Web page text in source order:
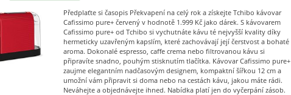
Předplaťte si časopis Překvapení na celý rok a získejte Tchibo kávovar
Cafissimo pure+ červený v hodnotě 1.999 Kč jako dárek. S kávovarem
Cafissimo pure+ od Tchibo si vychutnáte kávu té nejvyšší kvality díky
hermeticky uzavřeným kapslím, které zachovávají její čerstvost a bohaté
aroma. Dokonalé espresso, caffe crema nebo filtrovanou kávu si
připravíte snadno, pouhým stisknutím tlačítka. Kávovar Cafissimo pure+
zaujme elegantním nadčasovým designem, kompaktní šířkou 12 cm a
umožní vám připravit si doma nebo na cestách kávu, jakou máte rádi.
Neváhejte a objednávejte ihned. Nabídka platí jen do vyčerpání zásob.